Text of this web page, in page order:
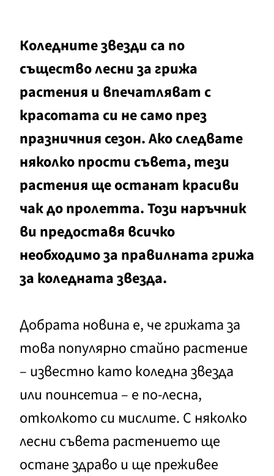
Коледните звезди са по
същество лесни за грижа
растения и впечатляват с
красотата си не само през
празничния сезон. Ако следвате
няколко прости съвета, тези
растения ще останат красиви
чак до пролетта. Този наръчник
ви предоставя всичко
необходимо за правилната грижа
за коледната звезда.
Добрата новина е, че грижата за
това популярно стайно растение
– известно като коледна звезда
или поинсетиа – е по-лесна,
отколкото си мислите. С няколко
лесни съвета растението ще
остане здраво и ще преживее